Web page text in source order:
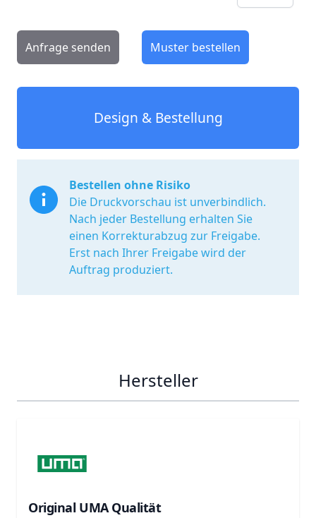
Anfrage senden Muster bestellen
Design & Bestellung
Bestellen ohne Risiko
Die Druckvorschau ist unverbindlich.
Nach jeder Bestellung erhalten Sie
einen Korrekturabzug zur Freigabe.
Erst nach Ihrer Freigabe wird der
Auftrag produziert.
Hersteller
Original UMA Qualität